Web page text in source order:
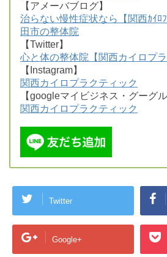
【アメーバブログ】
治らない慢性症状なら【関西ｶｲﾛ
田市の整体院
【Twitter】
心と体の整体院【関西カイロプラ
【Instagram】
関西カイロプラクティック
【googleマイビジネス・グーグル
関西カイロプラクティック
Twitter
Google+